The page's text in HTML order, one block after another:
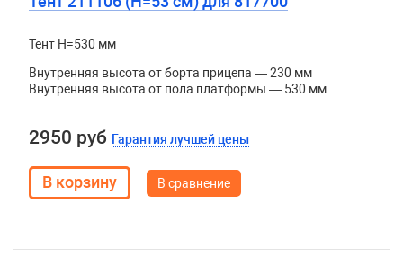
Тент H=530 мм
Внутренняя высота от борта прицепа — 230 мм
Внутренняя высота от пола платформы — 530 мм
2950 руб Гарантия лучшей цены
В сравнение